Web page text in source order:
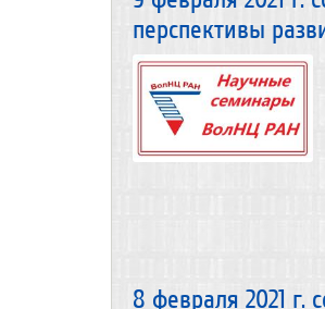
перспективы
8 февраля 2021 г.